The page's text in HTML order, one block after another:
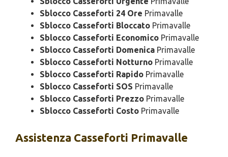
Sblocco Casseforti 24 Ore Primavalle
Sblocco Casseforti Bloccato Primavalle
Sblocco Casseforti Economico Primavalle
Sblocco Casseforti Domenica Primavalle
Sblocco Casseforti Notturno Primavalle
Sblocco Casseforti Rapido Primavalle
Sblocco Casseforti SOS Primavalle
Sblocco Casseforti Prezzo Primavalle
Sblocco Casseforti Costo Primavalle
Assistenza Casseforti Primavalle